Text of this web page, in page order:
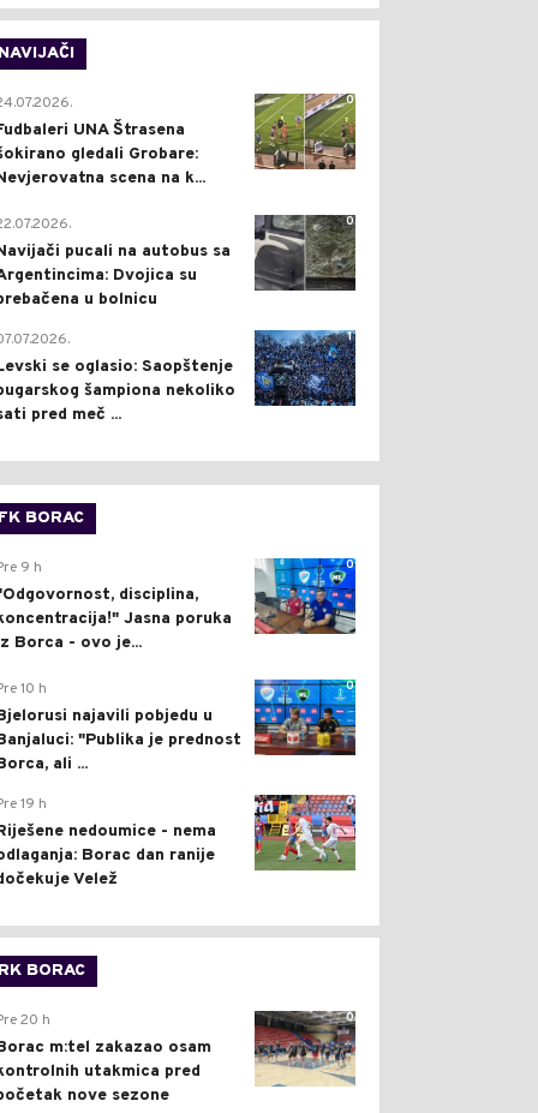
NAVIJAČI
0
UNA Štrasena
gledali Grobare:
scena na k...
0
pucali na autobus sa
Dvojica su
u bolnicu
1
se oglasio: Saopštenje
šampiona nekoliko
pred meč ...
FK BORAC
0
9 h
disciplina,
Jasna poruka
Borca - ovo je...
0
10 h
najavili pobjedu u
"Publika je prednost
ali ...
0
19 h
nedoumice - nema
Borac dan ranije
Velež
RK BORAC
0
20 h
m:tel zakazao osam
utakmica pred
nove sezone